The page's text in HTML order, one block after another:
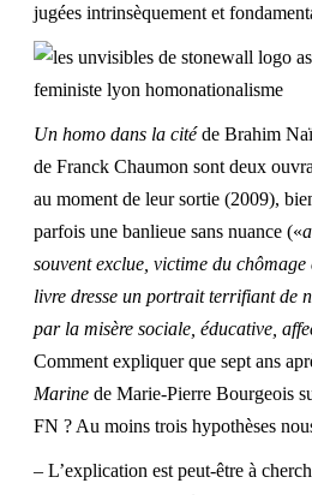
jugées intrinsèquement et
Un homo dans la citéde Brahim
de Franck Chaumon sont deux
au moment de leur sortie (2009),
parfois une banlieue sans nuance («
souvent exclue, victime du
livre dresse un portrait terrifiant de
par la misère sociale, éducative,
Comment expliquer que sept ans
Marine de Marie-Pierre Bourgeois
FN ? Au moins trois hypothèses
– L’explication est peut-être à